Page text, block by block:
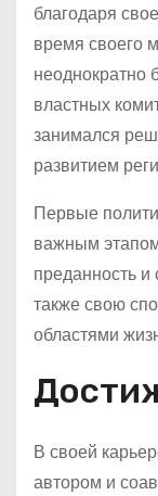
благодаря
время своего
властных
занимался
развитием
Первые
важным
преданность
также свою
областями
В своей
автором и